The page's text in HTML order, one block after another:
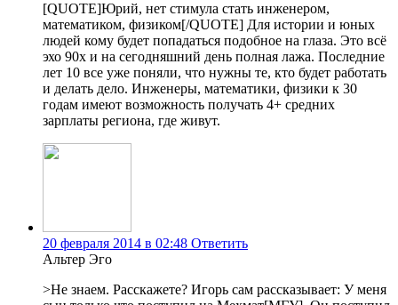
[QUOTE]Юрий, нет стимула стать инженером,
математиком, физиком[/QUOTE] Для истории и юных
людей кому будет попадаться подобное на глаза. Это всё
эхо 90х и на сегодняшний день полная лажа. Последние
лет 10 все уже поняли, что нужны те, кто будет работать
и делать дело. Инженеры, математики, физики к 30
годам имеют возможность получать 4+ средних
зарплаты региона, где живут.
20 февраля 2014 в 02:48 Ответить
Альтер Эго
>Не знаем. Расскажете? Игорь сам рассказывает: У меня